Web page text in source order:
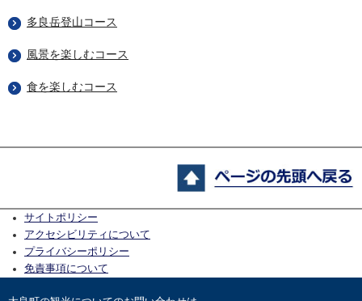
多良岳登山コース
風景を楽しむコース
食を楽しむコース
サイトポリシー
アクセシビリティについて
プライバシーポリシー
免責事項について